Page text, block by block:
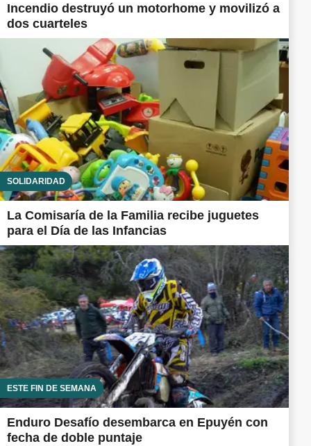
Incendio destruyó un motorhome y movilizó a
dos cuarteles
SOLIDARIDAD
La Comisaría de la Familia recibe juguetes
para el Día de las Infancias
ESTE FIN DE SEMANA
Enduro Desafío desembarca en Epuyén con
fecha de doble puntaje